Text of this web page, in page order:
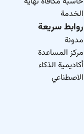
الخدمة
روابط سريعة
مدونة
مركز المساعدة
أكاديمية الذكاء
الاصطناعي